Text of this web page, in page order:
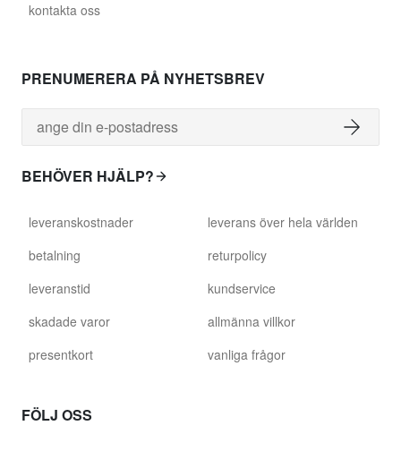
kontakta oss
PRENUMERERA PÅ NYHETSBREV
BEHÖVER HJÄLP?
leveranskostnader
betalning
leveranstid
skadade varor
presentkort
leverans över hela världen
returpolicy
kundservice
allmänna villkor
vanliga frågor
FÖLJ OSS